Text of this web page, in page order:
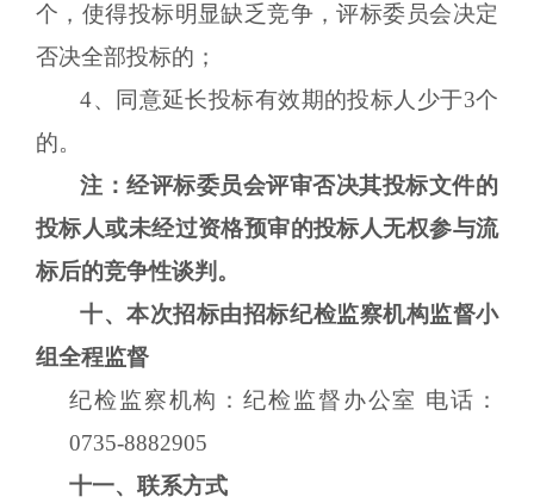
个，使得投标明显缺乏竞争，评标委员会决定
否决全部投标的；
4、同意延长投标有效期的投标人少于3个
的。
注：经评标委员会评审否决其投标文件的
投标人或未经过资格预审的投标人无权参与流
标后的竞争性谈判 。
十、本次招标由招标纪检监察机构监督小
组全程监督
纪检监察机构：纪检监督办公室 电话：
0735-8882905
十一、联系方式